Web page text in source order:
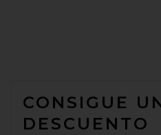
CONSIGUE
DESCUENTO